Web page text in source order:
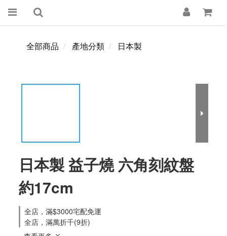
全部商品 產地分類 日本製
日本製 益子燒 六角刻紋盤
約17cm
全店，滿$3000宅配免運
全店，滿萬折千(9折)